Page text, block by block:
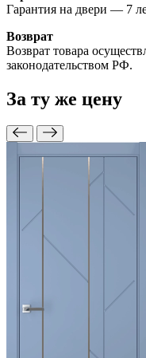
Гарантия на двери — 7
Возврат
Возврат товара
законодательством РФ.
За ту же цену